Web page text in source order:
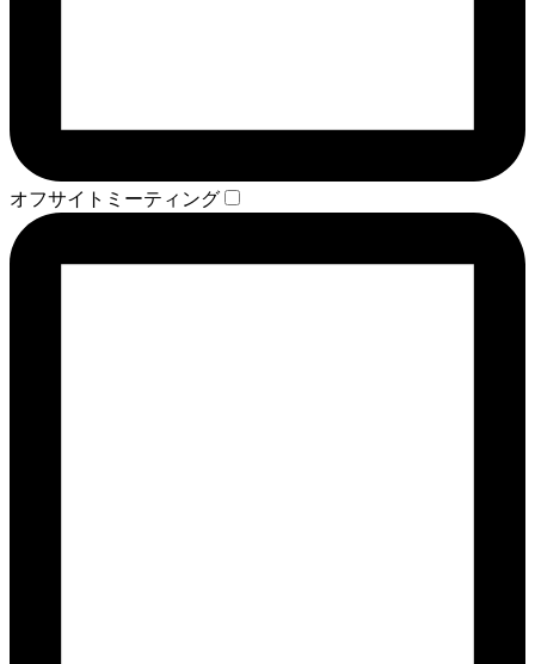
オフサイトミーティング